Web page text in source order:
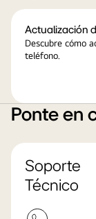
Actualización
Descubre cómo
teléfono.
Ponte en
Soporte
Técnico